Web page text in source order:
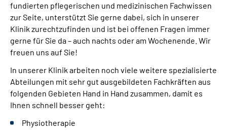
fundierten pflegerischen und medizinischen Fachwissen
zur Seite, unterstützt Sie gerne dabei, sich in unserer
Klinik zurechtzufinden und ist bei offenen Fragen immer
gerne für Sie da – auch nachts oder am Wochenende. Wir
freuen uns auf Sie!
In unserer Klinik arbeiten noch viele weitere spezialisierte
Abteilungen mit sehr gut ausgebildeten Fachkräften aus
folgenden Gebieten Hand in Hand zusammen, damit es
Ihnen schnell besser geht:
Physiotherapie